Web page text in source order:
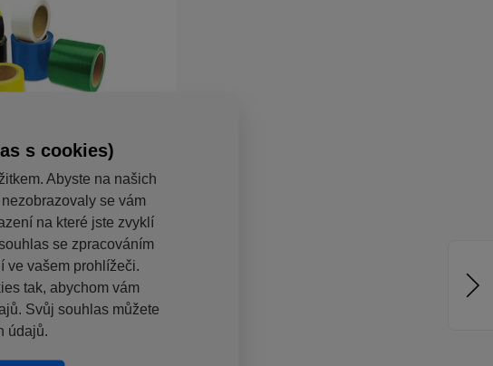
s cookies)
Abyste na našich
se vám
na které jste zvyklí
se zpracováním
ve vašem prohlížeči.
tak, abychom vám
Svůj souhlas můžete
údajů.